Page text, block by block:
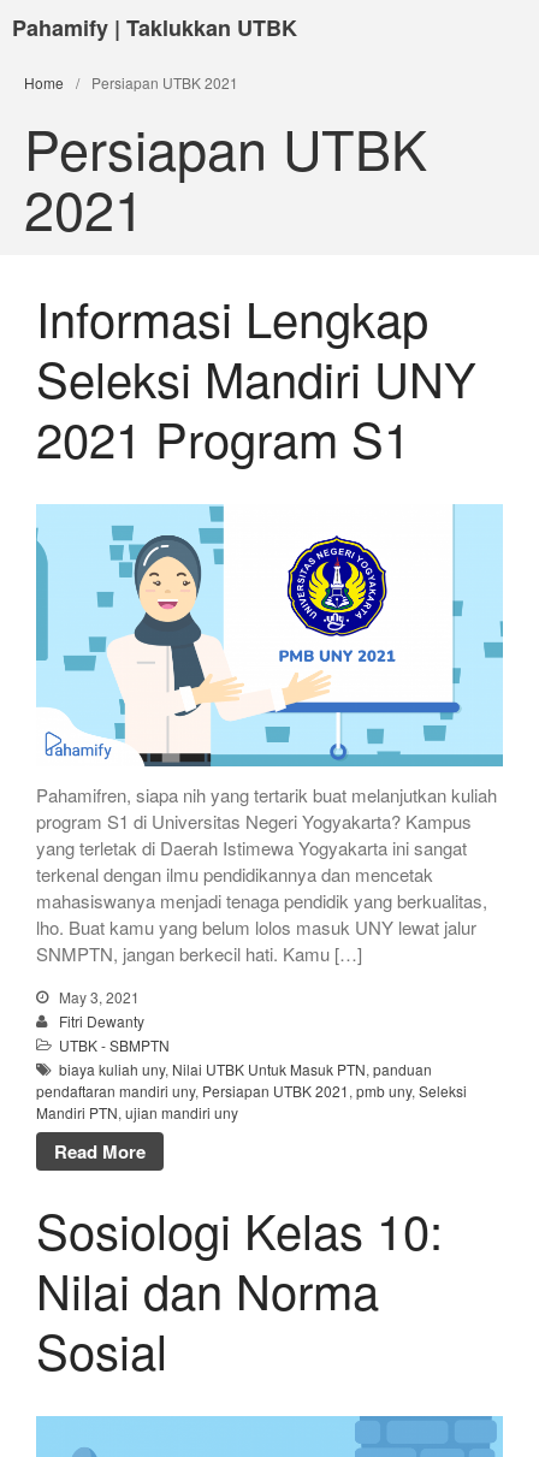
Pahamify | Taklukkan UTBK
Home / Persiapan UTBK 2021
Persiapan UTBK
2021
Informasi Lengkap
Seleksi Mandiri UNY
2021 Program S1
Pahamifren, siapa nih yang tertarik buat melanjutkan kuliah
program S1 di Universitas Negeri Yogyakarta? Kampus
yang terletak di Daerah Istimewa Yogyakarta ini sangat
terkenal dengan ilmu pendidikannya dan mencetak
mahasiswanya menjadi tenaga pendidik yang berkualitas,
lho. Buat kamu yang belum lolos masuk UNY lewat jalur
SNMPTN, jangan berkecil hati. Kamu […]
May 3, 2021
Fitri Dewanty
UTBK - SBMPTN
biaya kuliah uny, Nilai UTBK Untuk Masuk PTN, panduan
pendaftaran mandiri uny, Persiapan UTBK 2021, pmb uny, Seleksi
Mandiri PTN, ujian mandiri uny
Read More
Sosiologi Kelas 10:
Nilai dan Norma
Sosial